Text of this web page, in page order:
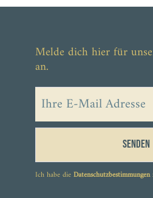
Melde dich hier für
an.
Senden
Ich habe dieDatenschutzbestimmungen